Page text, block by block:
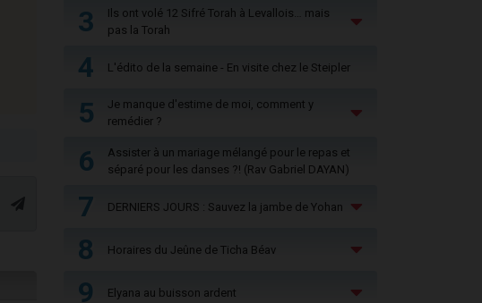
3
Ils ont volé 12 Sifré Torah à Levallois… mais
pas la Torah
4 L'édito de la semaine - En visite chez le Steipler
5
Je manque d'estime de moi, comment y
remédier ?
6
Assister à un mariage mélangé pour le repas et
séparé pour les danses ?! (Rav Gabriel DAYAN)
7 DERNIERS JOURS : Sauvez la jambe de Yohan
8 Horaires du Jeûne de Ticha Béav
9 Elyana au buisson ardent